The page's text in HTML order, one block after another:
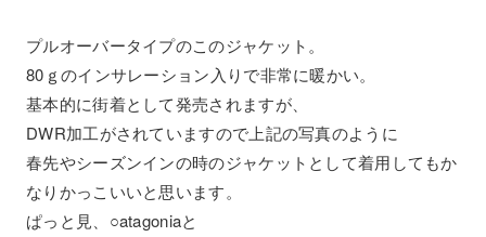
プルオーバータイプのこのジャケット。
80ｇのインサレーション入りで非常に暖かい。
基本的に街着として発売されますが、
DWR加工がされていますので上記の写真のように
春先やシーズンインの時のジャケットとして着用してもか
なりかっこいいと思います。
ぱっと見、○atagoniaと